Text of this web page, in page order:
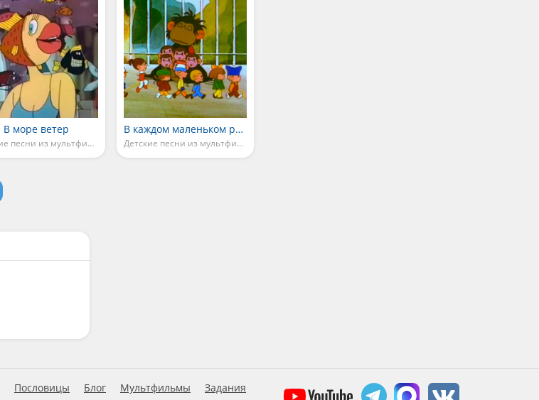
В море ветер
Детские песни из мультфильмов
В каждом маленьком ребёнке
Детские песни из мультфильмов
Пословицы Блог Мультфильмы Задания